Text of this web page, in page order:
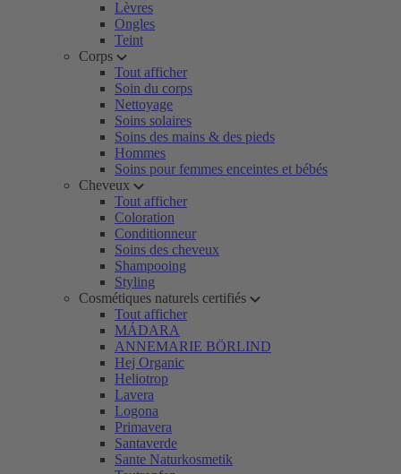
Lèvres
Ongles
Teint
Corps
Tout afficher
Soin du corps
Nettoyage
Soins solaires
Soins des mains & des pieds
Hommes
Soins pour femmes enceintes et bébés
Cheveux
Tout afficher
Coloration
Conditionneur
Soins des cheveux
Shampooing
Styling
Cosmétiques naturels certifiés
Tout afficher
MÁDARA
ANNEMARIE BÖRLIND
Hej Organic
Heliotrop
Lavera
Logona
Primavera
Santaverde
Sante Naturkosmetik